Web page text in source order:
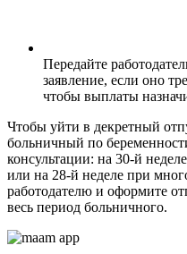
Передайте
заявление, если оно
чтобы выплаты
Чтобы уйти в декретный
больничный по
консультации: на 30-й
или на 28-й неделе при
работодателю и оформите
весь период больничного.